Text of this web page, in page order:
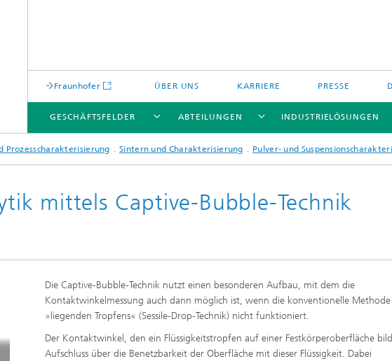
Fraunhofer ÜBER UNS KARRIERE PRESSE
GESCHÄFTSFELDER ABTEILUNGEN
Mobile Energiespeicher und
Werkstoffe und Komponenten
Stationäre Energiespeicher
Oxidkeramik
Verfahren und Bauteile
INDUSTRIELÖSUNGEN
Prozesscharakterisierung Sintern und Charakterisierung Pulver- und
mittels Captive-Bubble-Technik
Die Captive-Bubble-Technik nutzt einen besonderen Aufbau, mit dem die
Kontaktwinkelmessung auch dann möglich ist, wenn die konventionelle Methode
»liegenden Tropfens« (Sessile-Drop-Technik) nicht funktioniert.
Der Kontaktwinkel, den ein Flüssigkeitstropfen auf einer Festkörperoberfläche
Aufschluss über die Benetzbarkeit der Oberfläche mit dieser Flüssigkeit. Dabei